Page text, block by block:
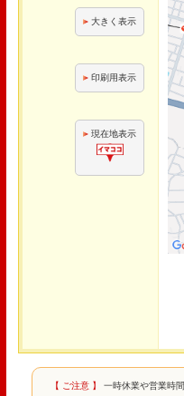
大きく表示
印刷用表示
現在地表示
【 ご注意 】 一時休業や営業時